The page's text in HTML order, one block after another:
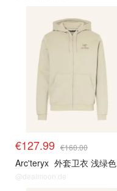
€127.99 €160.00
Arc'teryx 外套卫衣 浅绿色
@dealmoon.de